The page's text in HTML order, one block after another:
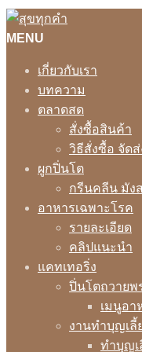
MENU
เกี่ยวกับเรา
บทความ
ตลาดสด
สั่งซื้อสินค้า
วิธีสั่งซื้อ จัดส่
ผูกปิ่นโต
กรีนคลีน มัง
อาหารเฉพาะโรค
รายละเอียด
คลิปแนะนำ
แคทเทอริ่ง
ปิ่นโตถวายพ
เมนูอ
งานทำบุญเลี้
ทำบุญเ